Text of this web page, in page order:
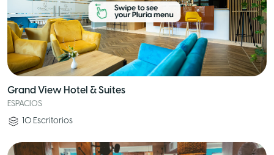
Grand View Hotel & Suites
ESPACIOS
10 Escritorios